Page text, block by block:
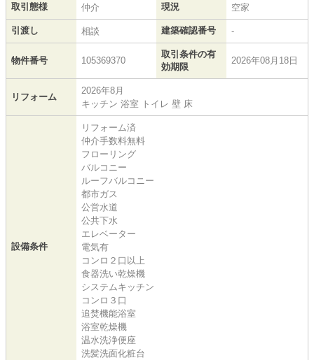
取引態様 仲介 現況 空家
引渡し 相談 建築確認番号 -
物件番号 105369370
取引条件の有
効期限
2026年08月18日
リフォーム
2026年8月
キッチン 浴室 トイレ 壁 床
設備条件
リフォーム済
仲介手数料無料
フローリング
バルコニー
ルーフバルコニー
都市ガス
公営水道
公共下水
エレベーター
電気有
コンロ２口以上
食器洗い乾燥機
システムキッチン
コンロ３口
追焚機能浴室
浴室乾燥機
温水洗浄便座
洗髪洗面化粧台